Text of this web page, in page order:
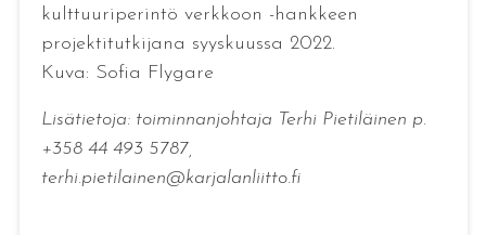
kulttuuriperintö verkkoon -hankkeen
projektitutkijana syyskuussa 2022.
Kuva: Sofia Flygare
Lisätietoja: toiminnanjohtaja Terhi Pietiläinen p.
+358 44 493 5787,
terhi.pietilainen@karjalanliitto.fi